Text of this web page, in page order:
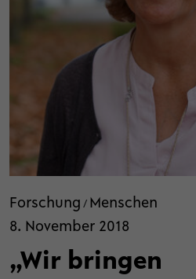
Forschung / Menschen
8. November 2018
„Wir bringen